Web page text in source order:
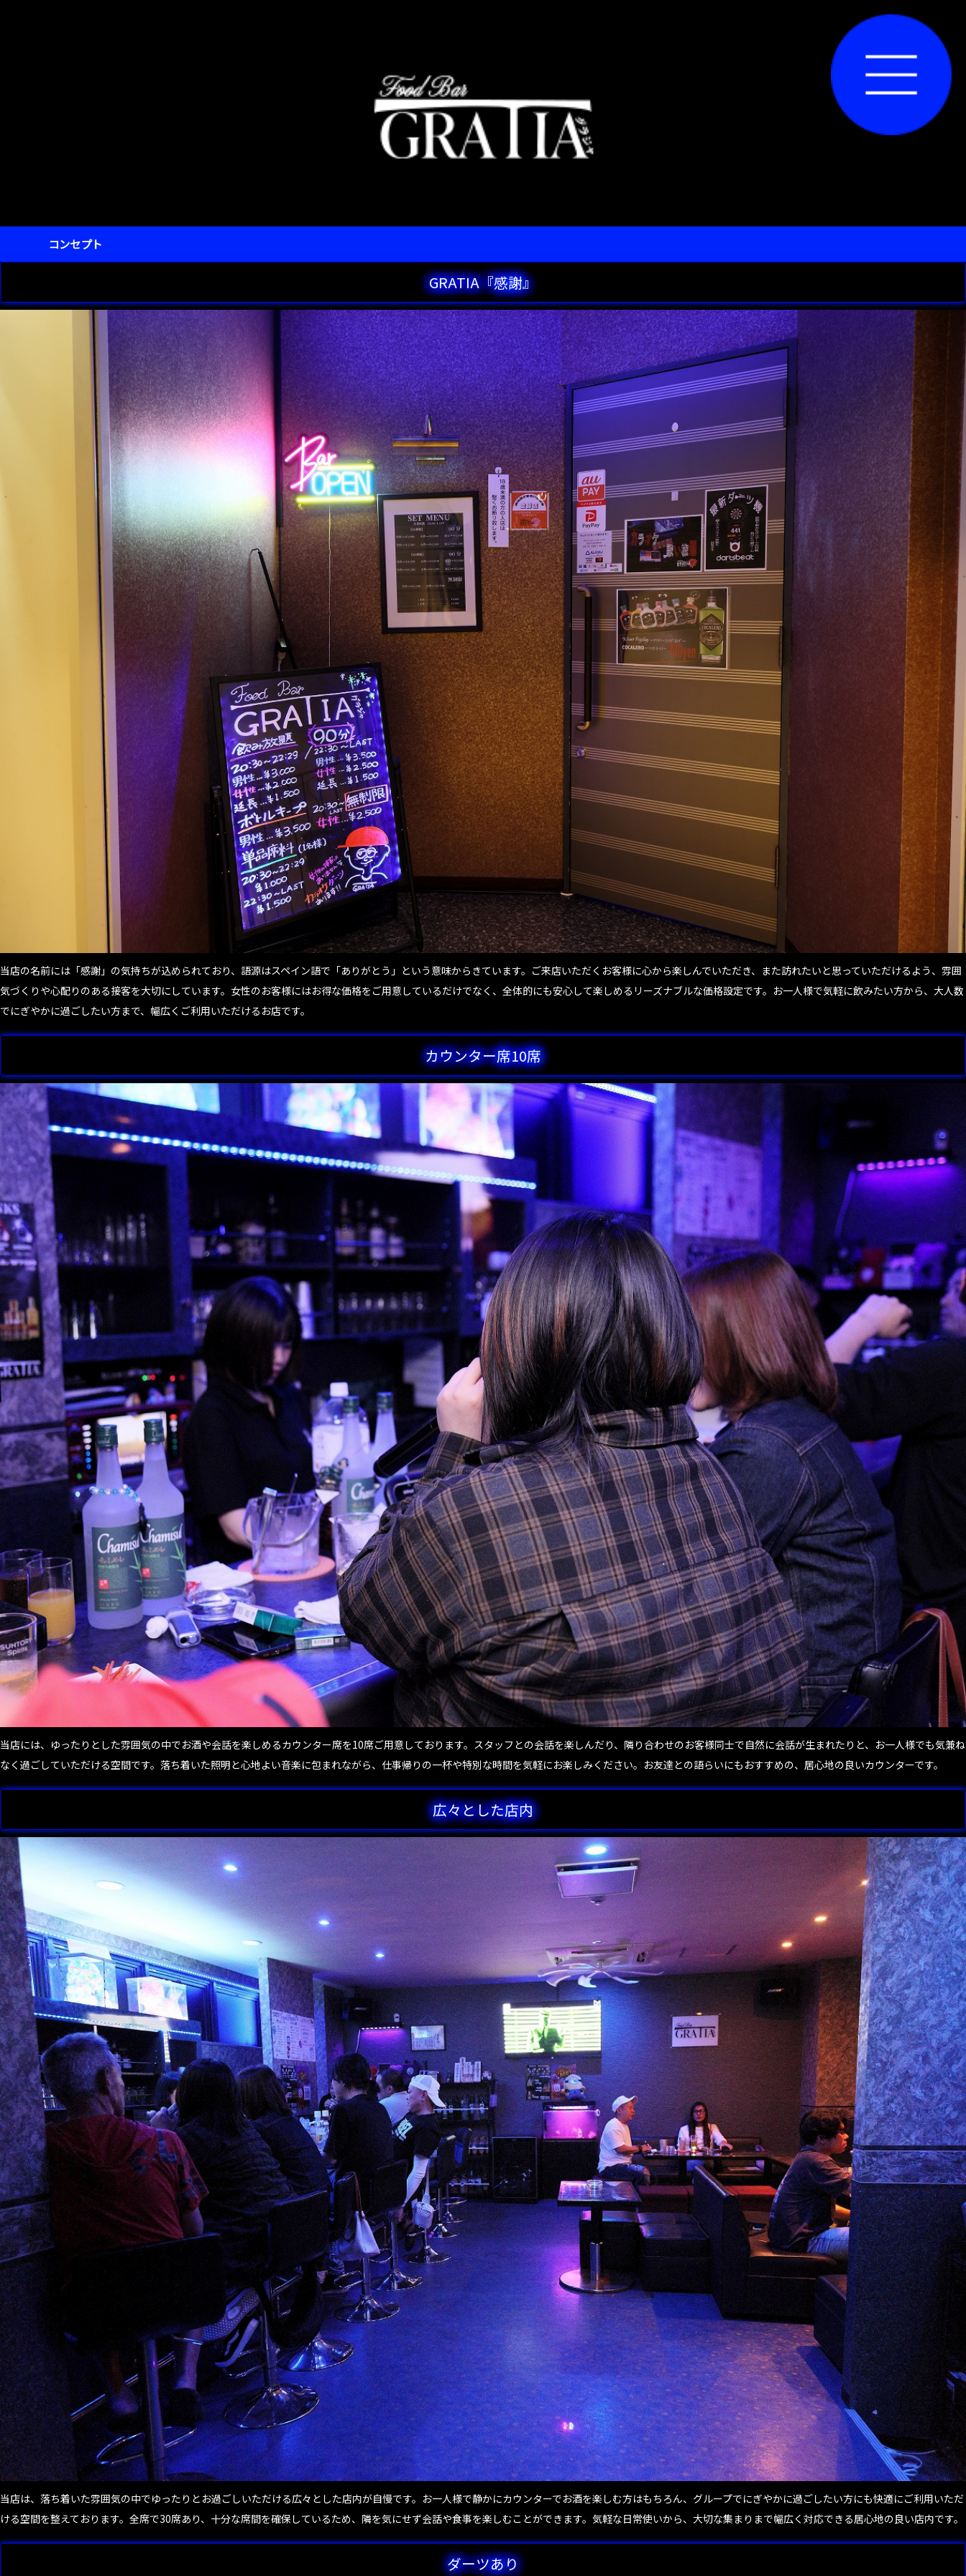
コンセプト
GRATIA『感謝』
当店の名前には「感謝」の気持ちが込められており、語源はスペイン語で「ありがとう」という意味からきています。ご来店いただくお客様に心から楽しんでいただき、また訪れたいと思っていただけるよう、雰囲
気づくりや心配りのある接客を大切にしています。女性のお客様にはお得な価格をご用意しているだけでなく、全体的にも安心して楽しめるリーズナブルな価格設定です。お一人様で気軽に飲みたい方から、大人数
でにぎやかに過ごしたい方まで、幅広くご利用いただけるお店です。
カウンター席10席
当店には、ゆったりとした雰囲気の中でお酒や会話を楽しめるカウンター席を10席ご用意しております。スタッフとの会話を楽しんだり、隣り合わせのお客様同士で自然に会話が生まれたりと、お一人様でも気兼ね
なく過ごしていただける空間です。落ち着いた照明と心地よい音楽に包まれながら、仕事帰りの一杯や特別な時間を気軽にお楽しみください。お友達との語らいにもおすすめの、居心地の良いカウンターです。
広々とした店内
当店は、落ち着いた雰囲気の中でゆったりとお過ごしいただける広々とした店内が自慢です。お一人様で静かにカウンターでお酒を楽しむ方はもちろん、グループでにぎやかに過ごしたい方にも快適にご利用いただ
ける空間を整えております。全席で30席あり、十分な席間を確保しているため、隣を気にせず会話や食事を楽しむことができます。気軽な日常使いから、大切な集まりまで幅広く対応できる居心地の良い店内です。
ダーツあり